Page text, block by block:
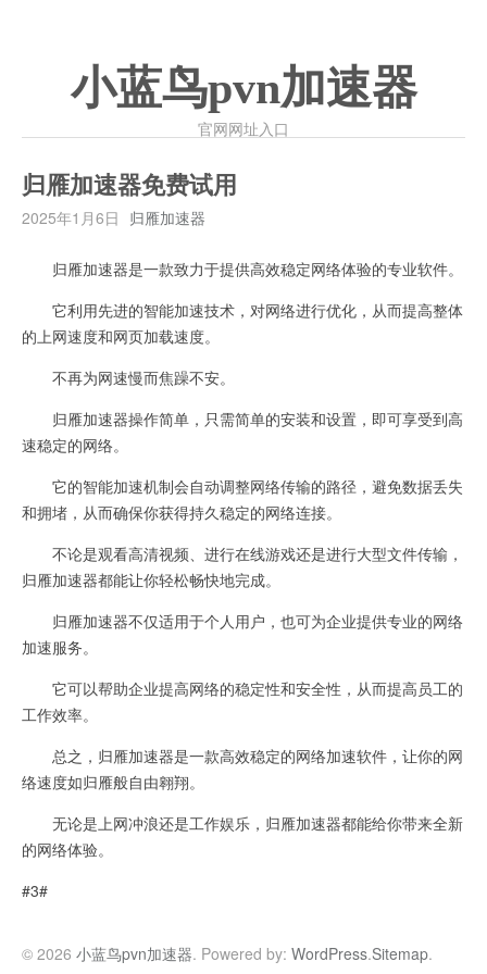
小蓝鸟pvn加速器
官网网址入口
归雁加速器免费试用
2025年1月6日 归雁加速器
归雁加速器是一款致力于提供高效稳定网络体验的专业软件。
它利用先进的智能加速技术，对网络进行优化，从而提高整体
的上网速度和网页加载速度。
不再为网速慢而焦躁不安。
归雁加速器操作简单，只需简单的安装和设置，即可享受到高
速稳定的网络。
它的智能加速机制会自动调整网络传输的路径，避免数据丢失
和拥堵，从而确保你获得持久稳定的网络连接。
不论是观看高清视频、进行在线游戏还是进行大型文件传输，
归雁加速器都能让你轻松畅快地完成。
归雁加速器不仅适用于个人用户，也可为企业提供专业的网络
加速服务。
它可以帮助企业提高网络的稳定性和安全性，从而提高员工的
工作效率。
总之，归雁加速器是一款高效稳定的网络加速软件，让你的网
络速度如归雁般自由翱翔。
无论是上网冲浪还是工作娱乐，归雁加速器都能给你带来全新
的网络体验。
#3#
© 2026 小蓝鸟pvn加速器. Powered by: WordPress.Sitemap.